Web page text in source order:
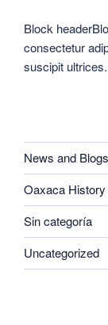
Block
consectetur
suscipit ultrices.
News and Blogs
Oaxaca History
Sin categoría
Uncategorized